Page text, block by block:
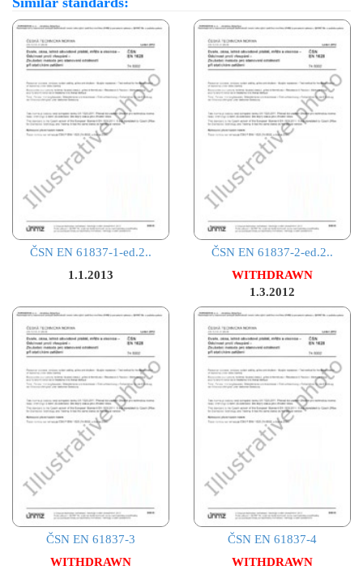
ČSN EN 61837-1-ed.2..
1.1.2013
ČSN EN 61837-2-ed.2..
WITHDRAWN
1.3.2012
ČSN EN 61837-3
WITHDRAWN
ČSN EN 61837-4
WITHDRAWN